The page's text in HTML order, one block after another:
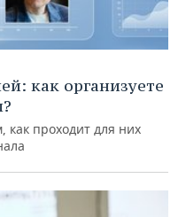
как организуете
проходит для них